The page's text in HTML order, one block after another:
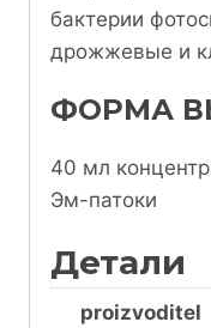
бактерии
дрожжевые и
ФОРМА
40 мл
Эм-патоки
Детали
proizvoditel